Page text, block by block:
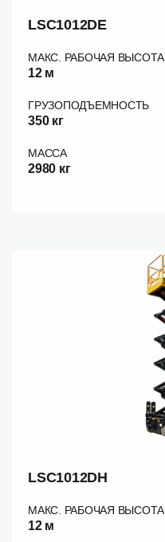
LSC1012DE
МАКС. РАБОЧАЯ ВЫСОТА
12 м
ГРУЗОПОДЪЕМНОСТЬ
350 кг
МАССА
2980 кг
LSC1012DH
МАКС. РАБОЧАЯ ВЫСОТА
12 м